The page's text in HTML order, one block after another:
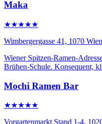
Maka
★★★★★
Wimbergergasse 41, 1070 Wien
Wiener Spitzen-Ramen-
Brühen-Schule. Konsequent,
Mochi Ramen Bar
★★★★★
Vorgartenmarkt Stand 1-4,